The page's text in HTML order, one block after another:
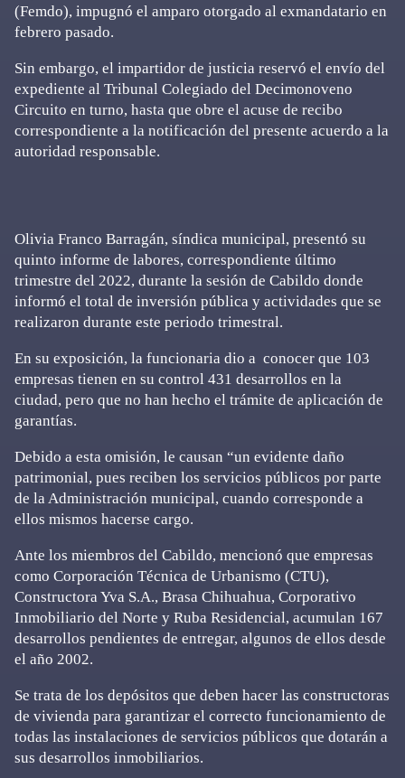
(Femdo), impugnó el amparo otorgado al exmandatario en
febrero pasado.
Sin embargo, el impartidor de justicia reservó el envío del
expediente al Tribunal Colegiado del Decimonoveno
Circuito en turno, hasta que obre el acuse de recibo
correspondiente a la notificación del presente acuerdo a la
autoridad responsable.
Olivia Franco Barragán, síndica municipal, presentó su
quinto informe de labores, correspondiente último
trimestre del 2022, durante la sesión de Cabildo donde
informó el total de inversión pública y actividades que se
realizaron durante este periodo trimestral.
En su exposición, la funcionaria dio a conocer que 103
empresas tienen en su control 431 desarrollos en la
ciudad, pero que no han hecho el trámite de aplicación de
garantías.
Debido a esta omisión, le causan “un evidente daño
patrimonial, pues reciben los servicios públicos por parte
de la Administración municipal, cuando corresponde a
ellos mismos hacerse cargo.
Ante los miembros del Cabildo, mencionó que empresas
como Corporación Técnica de Urbanismo (CTU),
Constructora Yva S.A., Brasa Chihuahua, Corporativo
Inmobiliario del Norte y Ruba Residencial, acumulan 167
desarrollos pendientes de entregar, algunos de ellos desde
el año 2002.
Se trata de los depósitos que deben hacer las constructoras
de vivienda para garantizar el correcto funcionamiento de
todas las instalaciones de servicios públicos que dotarán a
sus desarrollos inmobiliarios.